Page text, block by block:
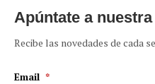
Apúntate a
Recibe las novedades de cada
Email *